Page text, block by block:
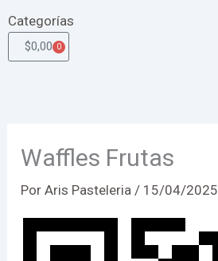
Categorías
$0,00 0
Cart
Waffles Frutas
PorAris Pasteleria/ 15/04/2025